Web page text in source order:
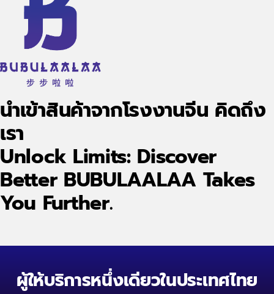
นำเข้าสินค้าจากโรงงานจีน คิดถึง
เรา
Unlock Limits: Discover
Better BUBULAALAA Takes
You Further.
ผู้ให้บริการหนึ่งเดียวในประเทศไทย